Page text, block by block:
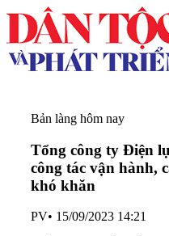
Bản làng hôm nay
Tổng công ty Điện
công tác vận hành,
khó khăn
PV• 15/09/2023 14:21